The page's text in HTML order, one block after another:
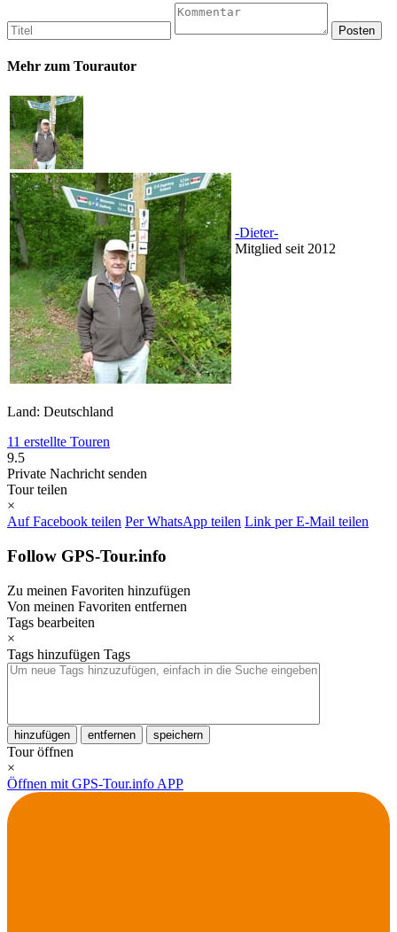
Mehr zum Tourautor
-Dieter-
Mitglied seit 2012
Land: Deutschland
11 erstellte Touren
9.5
Private Nachricht senden
Tour teilen
×
Auf Facebook teilen Per WhatsApp teilen Link per E-Mail teilen
Follow GPS-Tour.info
Zu meinen Favoriten hinzufügen
Von meinen Favoriten entfernen
Tags bearbeiten
×
Tags hinzufügen Tags
hinzufügen entfernen speichern
Tour öffnen
×
Öffnen mit GPS-Tour.info APP